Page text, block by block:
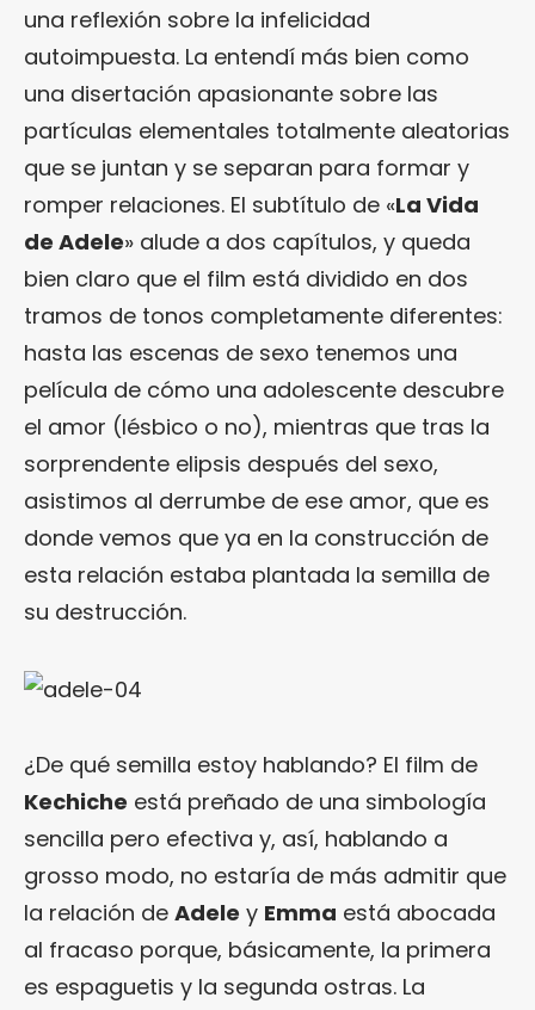
una reflexión sobre la infelicidad
autoimpuesta. La entendí más bien como
una disertación apasionante sobre las
partículas elementales totalmente aleatorias
que se juntan y se separan para formar y
romper relaciones. El subtítulo de «La Vida
de Adele» alude a dos capítulos, y queda
bien claro que el film está dividido en dos
tramos de tonos completamente diferentes:
hasta las escenas de sexo tenemos una
película de cómo una adolescente descubre
el amor (lésbico o no), mientras que tras la
sorprendente elipsis después del sexo,
asistimos al derrumbe de ese amor, que es
donde vemos que ya en la construcción de
esta relación estaba plantada la semilla de
su destrucción.
¿De qué semilla estoy hablando? El film de
Kechiche está preñado de una simbología
sencilla pero efectiva y, así, hablando a
grosso modo, no estaría de más admitir que
la relación de Adele y Emma está abocada
al fracaso porque, básicamente, la primera
es espaguetis y la segunda ostras. La